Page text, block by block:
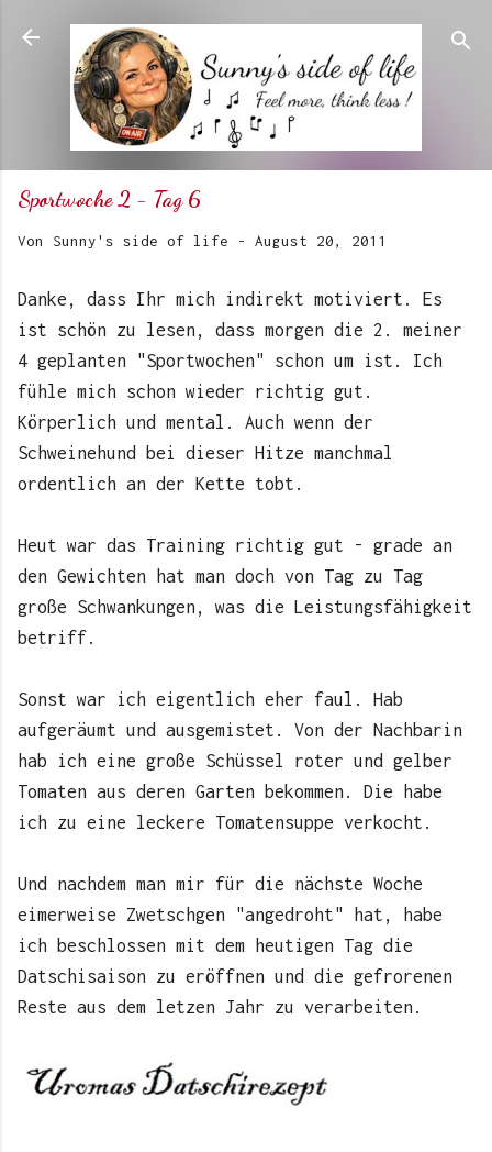
Direkt zum Hauptbereich
Sportwoche 2 - Tag 6
Von Sunny's side of life - August 20, 2011
Danke, dass Ihr mich indirekt motiviert. Es
ist schön zu lesen, dass morgen die 2. meiner
4 geplanten "Sportwochen" schon um ist. Ich
fühle mich schon wieder richtig gut.
Körperlich und mental. Auch wenn der
Schweinehund bei dieser Hitze manchmal
ordentlich an der Kette tobt.
Heut war das Training richtig gut - grade an
den Gewichten hat man doch von Tag zu Tag
große Schwankungen, was die Leistungsfähigkeit
betriff.
Sonst war ich eigentlich eher faul. Hab
aufgeräumt und ausgemistet. Von der Nachbarin
hab ich eine große Schüssel roter und gelber
Tomaten aus deren Garten bekommen. Die habe
ich zu eine leckere Tomatensuppe verkocht.
Und nachdem man mir für die nächste Woche
eimerweise Zwetschgen "angedroht" hat, habe
ich beschlossen mit dem heutigen Tag die
Datschisaison zu eröffnen und die gefrorenen
Reste aus dem letzen Jahr zu verarbeiten.